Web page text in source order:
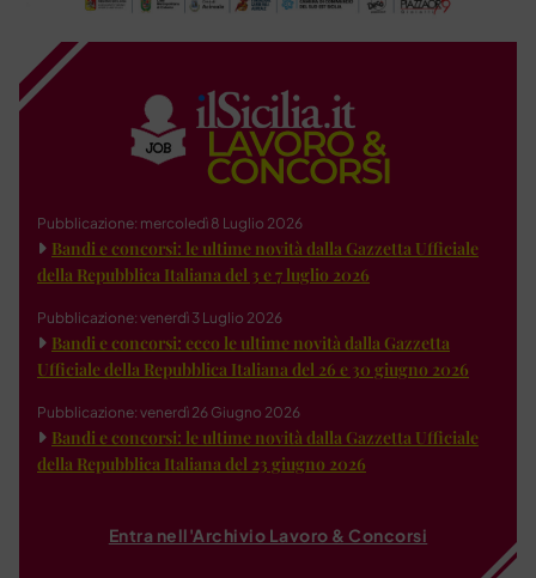
Pubblicazione: mercoledì 8 Luglio 2026
Bandi e concorsi: le ultime novità dalla Gazzetta Ufficiale
della Repubblica Italiana del 3 e 7 luglio 2026
Pubblicazione: venerdì 3 Luglio 2026
Bandi e concorsi: ecco le ultime novità dalla Gazzetta
Ufficiale della Repubblica Italiana del 26 e 30 giugno 2026
Pubblicazione: venerdì 26 Giugno 2026
Bandi e concorsi: le ultime novità dalla Gazzetta Ufficiale
della Repubblica Italiana del 23 giugno 2026
Entra nell'Archivio Lavoro & Concorsi